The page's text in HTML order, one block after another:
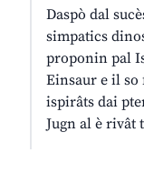
Daspò dal
simpatics
proponin pal
Einsaur e il so
ispirâts dai
Jugn al è rivât